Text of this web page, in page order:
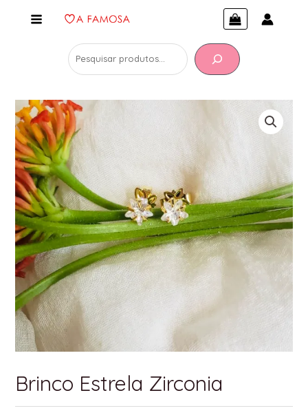
Brinco Estrela Zirconia